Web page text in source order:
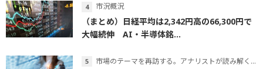
市況概況
（まとめ）日経平均は2,342円高の66,300円で
大幅続伸 AI・半導体銘...
市場のテーマを再訪する。アナリストが読み解くテーマの本質